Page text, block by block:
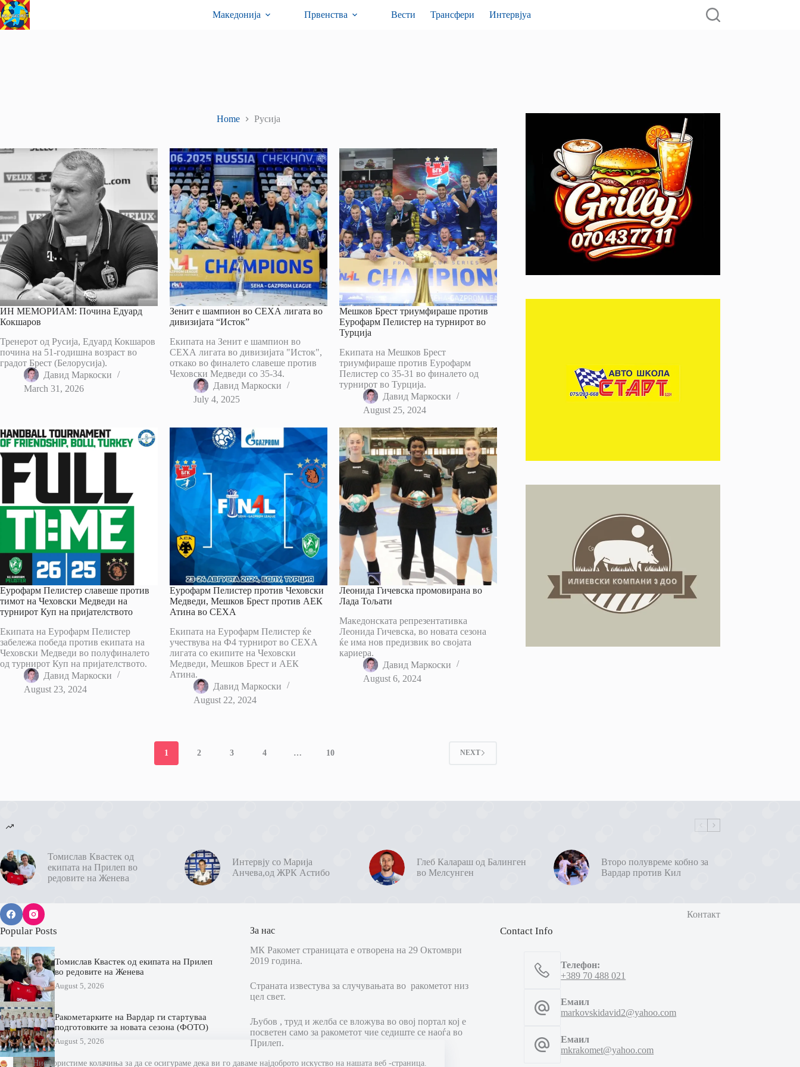
Skip
to
content
Ние користиме колачиња за да се осигураме дека ви го даваме најдоброто искуство на нашата веб -страница.
Македонија Првенства Вести Трансфери Интервјуа
Home Русија
ИН МЕМОРИАМ: Почина Едуард
Кокшаров
Тренерот од Русија, Едуард Кокшаров
почина на 51-годишна возраст во
градот Брест (Белорусија).
Давид Маркоски
March 31, 2026
Зенит е шампион во СЕХА лигата во
дивизијата “Исток”
Екипата на Зенит е шампион во
СЕХА лигата во дивизијата "Исток",
откако во финалето славеше против
Чеховски Медведи со 35-34.
Давид Маркоски
July 4, 2025
Мешков Брест триумфираше против
Еурофарм Пелистер на турнирот во
Турција
Екипата на Мешков Брест
триумфираше против Еурофарм
Пелистер со 35-31 во финалето од
турнирот во Турција.
Давид Маркоски
August 25, 2024
Еурофарм Пелистер славеше против
тимот на Чеховски Медведи на
турнирот Куп на пријателството
Екипата на Еурофарм Пелистер
забележа победа против екипата на
Чеховски Медведи во полуфиналето
од турнирот Куп на пријателството.
Давид Маркоски
August 23, 2024
Еурофарм Пелистер против Чеховски
Медведи, Мешков Брест против АЕК
Атина во СЕХА
Екипата на Еурофарм Пелистер ќе
учествува на Ф4 турнирот во СЕХА
лигата со екипите на Чеховски
Медведи, Мешков Брест и АЕК
Атина.
Давид Маркоски
August 22, 2024
Леонида Гичевска промовирана во
Лада Тољати
Македонската репрезентативка
Леонида Гичевска, во новата сезона
ќе има нов предизвик во својата
кариера.
Давид Маркоски
August 6, 2024
1 2 3 4 … 10 NEXT
Томислав Квастек од
екипата на Прилеп во
редовите на Женева
Интервју со Марија
Анчева,од ЖРК Астибо
Глеб Калараш од Балинген
во Мелсунген
Второ полувреме кобно за
Вардар против Кил
Контакт
Popular Posts
Томислав Квастек од екипата на Прилеп
во редовите на Женева
August 5, 2026
Ракометарките на Вардар ги стартуваа
подготовките за новата сезона (ФОТО)
August 5, 2026
За нас
МК Ракомет страницата е отворена на 29 Октомври
2019 година.
Страната известува за случувањата во ракометот низ
цел свет.
Љубов , труд и желба се вложува во овој портал кој е
посветен само за ракометот чие седиште се наоѓа во
Прилеп.
Contact Info
Телефон:
+389 70 488 021
Емаил
markovskidavid2@yahoo.com
Емаил
mkrakomet@yahoo.com